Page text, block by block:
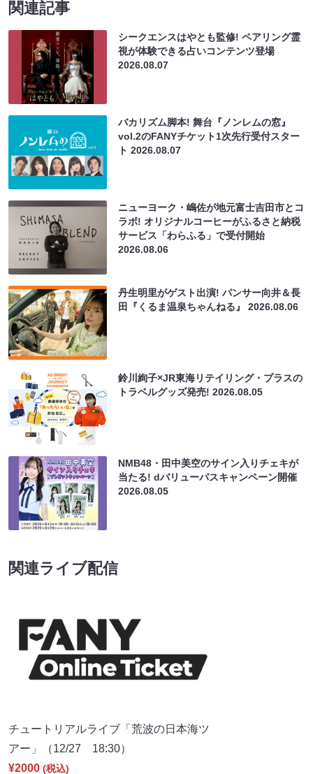
関連記事
シークエンスはやとも監修! ペアリング霊
視が体験できる占いコンテンツ登場
2026.08.07
バカリズム脚本! 舞台『ノンレムの窓』
vol.2のFANYチケット1次先行受付スター
ト2026.08.07
ニューヨーク・嶋佐が地元富士吉田市とコ
ラボ! オリジナルコーヒーがふるさと納税
サービス「わらふる」で受付開始
2026.08.06
丹生明里がゲスト出演! パンサー向井＆長
田『くるま温泉ちゃんねる』2026.08.06
鈴川絢子×JR東海リテイリング・プラスの
トラベルグッズ発売!2026.08.05
NMB48・田中美空のサイン入りチェキが
当たる! dバリューパスキャンペーン開催
2026.08.05
関連ライブ配信
チュートリアルライブ「荒波の日本海ツ
アー」（12/27 18:30）
¥2000 (税込)